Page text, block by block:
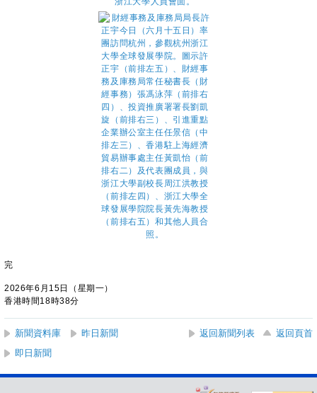
完
2026年6月15日（星期一）
香港時間18時38分
新聞資料庫 昨日新聞 返回新聞列表
返回頁首
即日新聞